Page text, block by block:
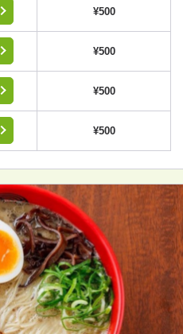
¥500
¥500
¥500
¥500